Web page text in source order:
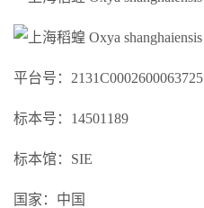
平台号：2131C0002600063725
标本号：14501189
标本馆：SIE
国家：中国